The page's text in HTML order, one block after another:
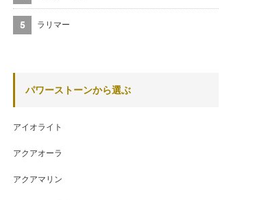
ラリマー
パワーストーンから選ぶ
アイオライト
アクアオーラ
アクアマリン